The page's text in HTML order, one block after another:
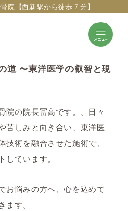
院【西新駅から徒歩７分】
道 〜東洋医学の叡智と現
院の院長冨高です。。日々
苦しみと向き合い、東洋医
技術を融合させた施術で、
しています。
お悩みの方へ、心を込めて
す。